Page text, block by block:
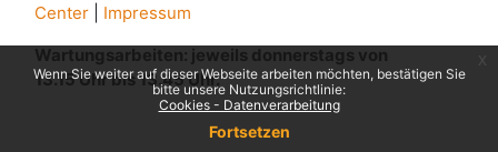
Wenn Sie weiter auf dieser Webseite arbeiten möchten, bestätigen Sie
bitte unsere Nutzungsrichtlinie:
Cookies - Datenverarbeitung
Fortsetzen
Center
Impressum
Wartungsarbeiten: jeweils donnerstags von
13.15 Uhr bis 13.45 Uhr.